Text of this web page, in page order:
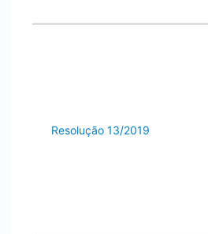
Resolução 13/2019